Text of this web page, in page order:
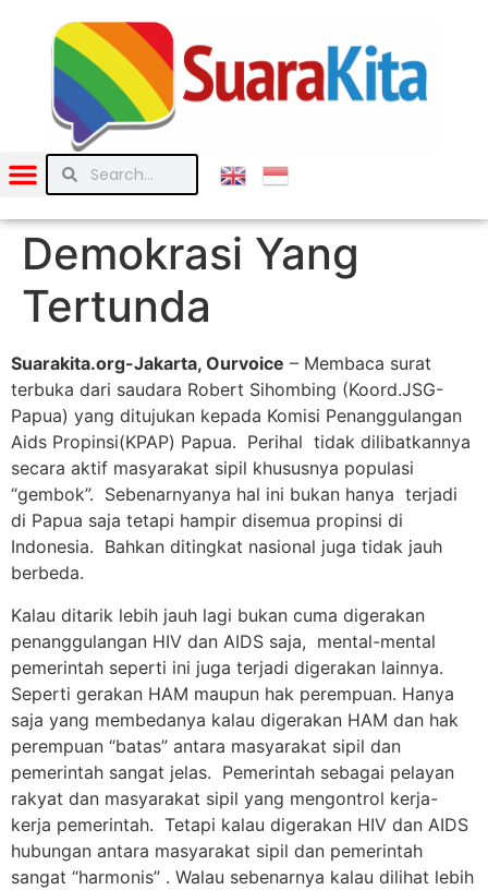
Demokrasi Yang
Tertunda
Suarakita.org-Jakarta, Ourvoice – Membaca surat
terbuka dari saudara Robert Sihombing (Koord.JSG-
Papua) yang ditujukan kepada Komisi Penanggulangan
Aids Propinsi(KPAP) Papua. Perihal tidak dilibatkannya
secara aktif masyarakat sipil khususnya populasi
“gembok”. Sebenarnyanya hal ini bukan hanya terjadi
di Papua saja tetapi hampir disemua propinsi di
Indonesia. Bahkan ditingkat nasional juga tidak jauh
berbeda.
Kalau ditarik lebih jauh lagi bukan cuma digerakan
penanggulangan HIV dan AIDS saja, mental-mental
pemerintah seperti ini juga terjadi digerakan lainnya.
Seperti gerakan HAM maupun hak perempuan. Hanya
saja yang membedanya kalau digerakan HAM dan hak
perempuan “batas” antara masyarakat sipil dan
pemerintah sangat jelas. Pemerintah sebagai pelayan
rakyat dan masyarakat sipil yang mengontrol kerja-
kerja pemerintah. Tetapi kalau digerakan HIV dan AIDS
hubungan antara masyarakat sipil dan pemerintah
sangat “harmonis” . Walau sebenarnya kalau dilihat lebih